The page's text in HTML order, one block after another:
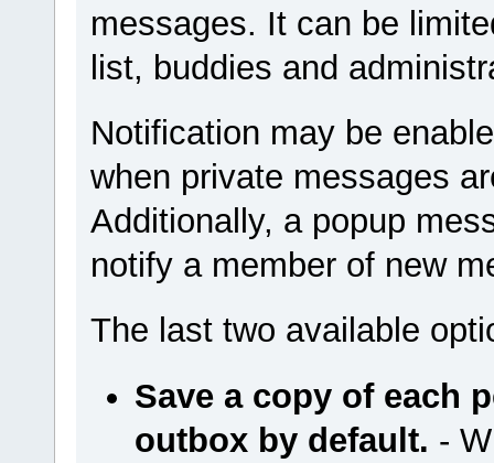
messages. It can be
list, buddies and
Notification may be
when private messages
Additionally, a popup
notify a member of new
The last two available
Save a copy of each
outbox by default. -